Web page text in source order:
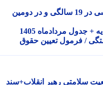
عکس| سفر به گذشته؛ آفرین عبیسی در 19 سالگی و در دومین
مردادماه 1405
فرمول تعیین حقوق
رهبر انقلاب+سند